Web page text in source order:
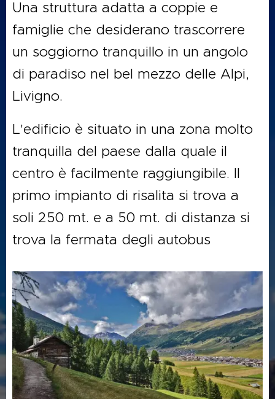
Una struttura adatta a coppie e
famiglie che desiderano trascorrere
un soggiorno tranquillo in un angolo
di paradiso nel bel mezzo delle Alpi,
Livigno.
L'edificio è situato in una zona molto
tranquilla del paese dalla quale il
centro è facilmente raggiungibile. Il
primo impianto di risalita si trova a
soli 250 mt. e a 50 mt. di distanza si
trova la fermata degli autobus